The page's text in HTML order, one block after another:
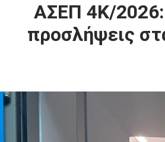
ΑΣΕΠ 4Κ/2026:
προσλήψεις